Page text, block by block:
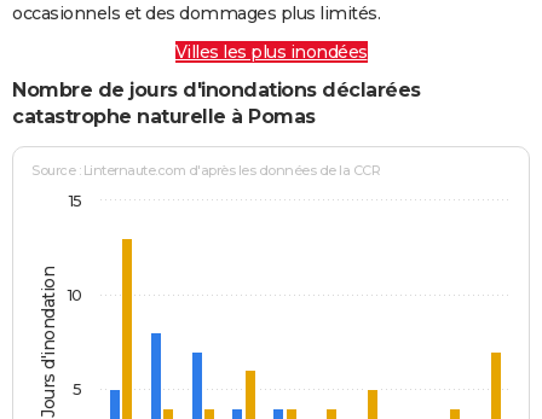
occasionnels et des dommages plus limités.
Villes les plus inondées
Nombre de jours d'inondations déclarées
catastrophe naturelle à Pomas
Jours d'inondation
Source : Linternaute.com d'après les données de la CCR
5
10
15